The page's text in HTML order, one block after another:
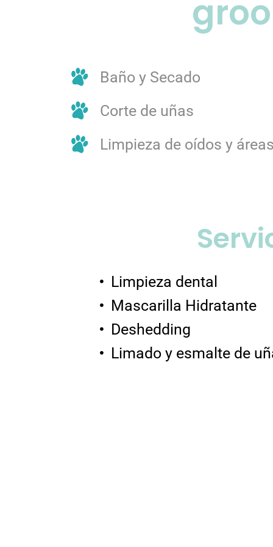
Baño y Secado
Corte de uñas
Limpieza de oídos y
Limpieza dental
Mascarilla Hidratante
Deshedding
Limado y esmalte de